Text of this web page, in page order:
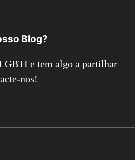
Blog?
e tem algo a partilhar
nos!